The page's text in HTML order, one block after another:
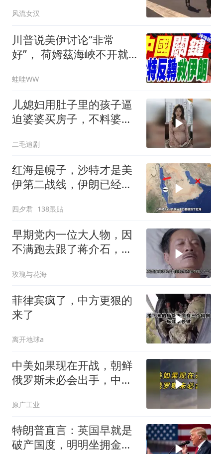
风流女汉
川普说美伊讨论“非常
好”， 荷姆茲海峽不开就
谢寒冰｜辣晚报20260805
蛙哇WW
儿媳妇用肚子里的孩子逼
迫婆婆买房子，不料婆婆
二毛追剧
红海是幌子，沙特才是美
伊第二战线，伊朗已经输
四夕君 138跟贴
早期党内一位大人物，因
不满跑去跟了蒋介石，不
玫瑰与花海
菲律宾疯了，中方更狠的
来了
离开地球a
中美如果现在开战，朝鲜
俄罗斯未必会出手，中国
原广工业
特朗普直言：英国早就是
破产国度，明明坐拥金